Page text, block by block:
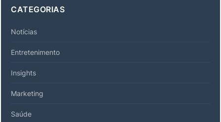
CATEGORIAS
Notícias
Entretenimento
Insights
Marketing
Saúde